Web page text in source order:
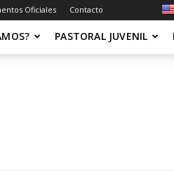
Oficiales Contacto
PASTORAL JUVENIL